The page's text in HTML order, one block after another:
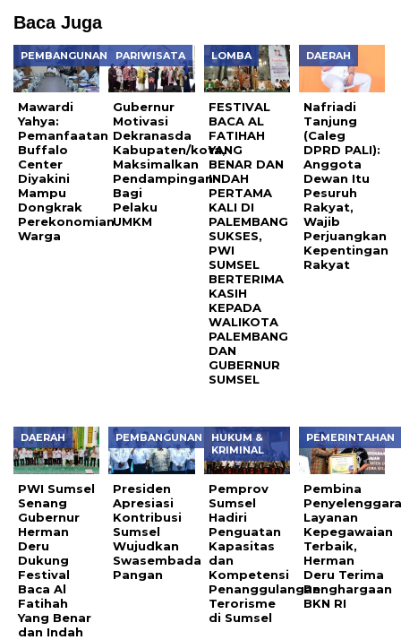
Baca Juga
PEMBANGUNAN
Mawardi
Yahya:
Pemanfaatan
Buffalo
Center
Diyakini
Mampu
Dongkrak
Perekonomian
Warga
PARIWISATA
Gubernur
Motivasi
Dekranasda
Kabupaten/kota,
Maksimalkan
Pendampingan
Bagi
Pelaku
UMKM
LOMBA
FESTIVAL
BACA AL
FATIHAH
YANG
BENAR DAN
INDAH
PERTAMA
KALI DI
PALEMBANG
SUKSES,
PWI
SUMSEL
BERTERIMA
KASIH
KEPADA
WALIKOTA
PALEMBANG
DAN
GUBERNUR
SUMSEL
DAERAH
Nafriadi
Tanjung
(Caleg
DPRD PALI):
Anggota
Dewan Itu
Pesuruh
Rakyat,
Wajib
Perjuangkan
Kepentingan
Rakyat
DAERAH
PWI Sumsel
Senang
Gubernur
Herman
Deru
Dukung
Festival
Baca Al
Fatihah
Yang Benar
dan Indah
PEMBANGUNAN
Presiden
Apresiasi
Kontribusi
Sumsel
Wujudkan
Swasembada
Pangan
HUKUM &
KRIMINAL
Pemprov
Sumsel
Hadiri
Penguatan
Kapasitas
dan
Kompetensi
Penanggulangan
Terorisme
di Sumsel
PEMERINTAHAN
Pembina
Layanan
Kepegawaian
Terbaik,
Herman
Deru Terima
Penghargaan
BKN RI